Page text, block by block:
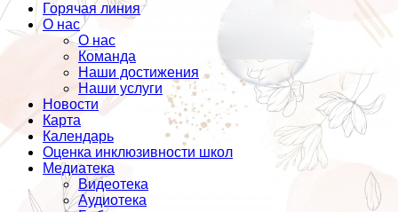
Горячая линия
О нас
О нас
Команда
Наши достижения
Наши услуги
Новости
Карта
Календарь
Оценка инклюзивности школ
Медиатека
Видеотека
Аудиотека